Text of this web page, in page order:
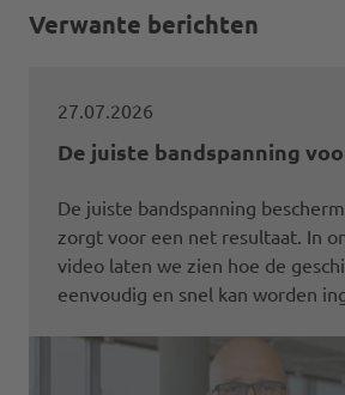
Verwante berichten
27.07.2026
De juiste bandspanning
De juiste bandspanning
zorgt voor een net resultaat. In
video laten we zien hoe de
eenvoudig en snel kan worden